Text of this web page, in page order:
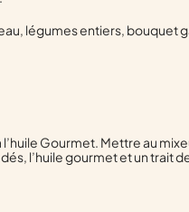
légumes entiers, bouquet
Gourmet. Mettre au
l’huile gourmet et un trait